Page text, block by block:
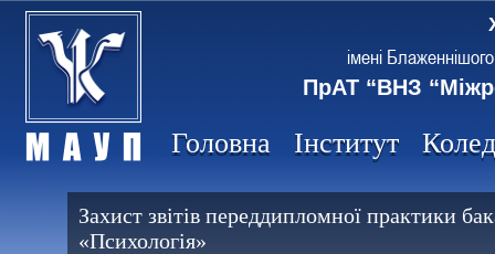
імені
ПрАТ “ВНЗ
Головна Інститут
Захист звітів переддипломної практики
«Психологія»